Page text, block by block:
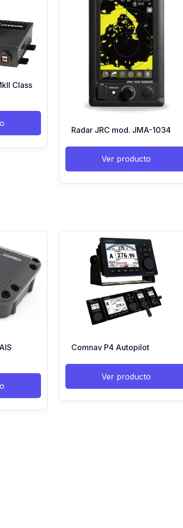
Class
Radar JRC mod. JMA-1034
Ver producto
Comnav P4 Autopilot
Ver producto